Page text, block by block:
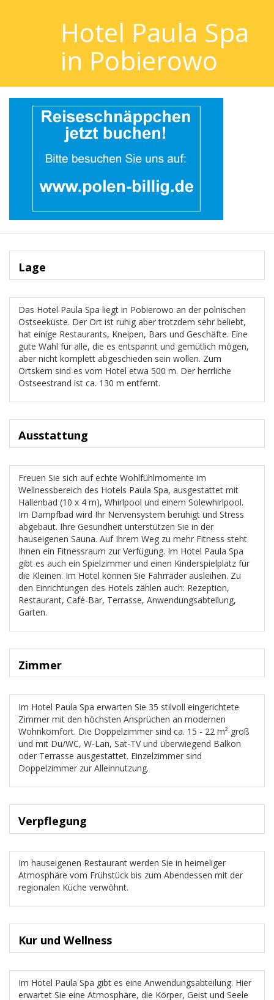
Hotel Paula Spa
in Pobierowo
Lage
Das Hotel Paula Spa liegt in Pobierowo an der polnischen
Ostseeküste. Der Ort ist ruhig aber trotzdem sehr beliebt,
hat einige Restaurants, Kneipen, Bars und Geschäfte. Eine
gute Wahl für alle, die es entspannt und gemütlich mögen,
aber nicht komplett abgeschieden sein wollen. Zum
Ortskern sind es vom Hotel etwa 500 m. Der herrliche
Ostseestrand ist ca. 130 m entfernt.
Ausstattung
Freuen Sie sich auf echte Wohlfühlmomente im
Wellnessbereich des Hotels Paula Spa, ausgestattet mit
Hallenbad (10 x 4 m), Whirlpool und einem Solewhirlpool.
Im Dampfbad wird Ihr Nervensystem beruhigt und Stress
abgebaut. Ihre Gesundheit unterstützen Sie in der
hauseigenen Sauna. Auf Ihrem Weg zu mehr Fitness steht
Ihnen ein Fitnessraum zur Verfügung. Im Hotel Paula Spa
gibt es auch ein Spielzimmer und einen Kinderspielplatz für
die Kleinen. Im Hotel können Sie Fahrräder ausleihen. Zu
den Einrichtungen des Hotels zählen auch: Rezeption,
Restaurant, Café-Bar, Terrasse, Anwendungsabteilung,
Garten.
Zimmer
Im Hotel Paula Spa erwarten Sie 35 stilvoll eingerichtete
Zimmer mit den höchsten Ansprüchen an modernen
Wohnkomfort. Die Doppelzimmer sind ca. 15 - 22 m² groß
und mit Du/WC, W-Lan, Sat-TV und überwiegend Balkon
oder Terrasse ausgestattet. Einzelzimmer sind
Doppelzimmer zur Alleinnutzung.
Verpflegung
Im hauseigenen Restaurant werden Sie in heimeliger
Atmosphäre vom Frühstück bis zum Abendessen mit der
regionalen Küche verwöhnt.
Kur und Wellness
Im Hotel Paula Spa gibt es eine Anwendungsabteilung. Hier
erwartet Sie eine Atmosphäre, die Körper, Geist und Seele